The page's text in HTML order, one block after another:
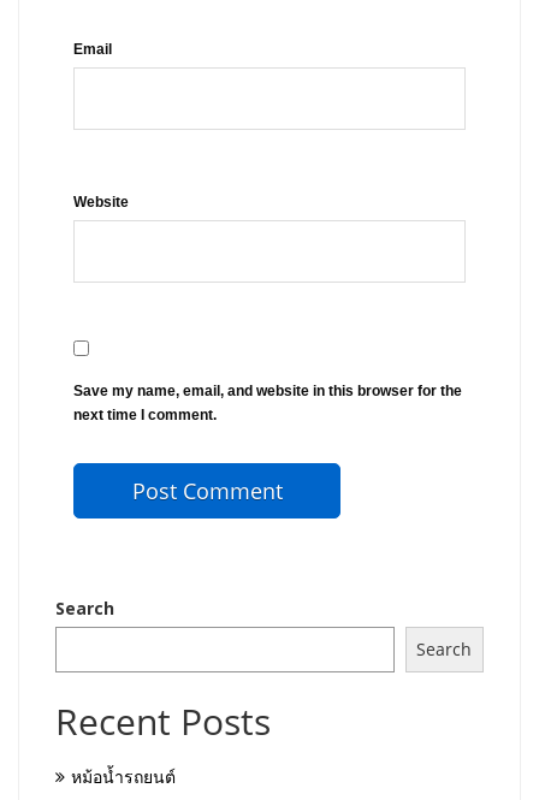
Email
Website
Save my name, email, and website in this browser for the
next time I comment.
Search
Search
Recent Posts
หม้อน้ำรถยนต์